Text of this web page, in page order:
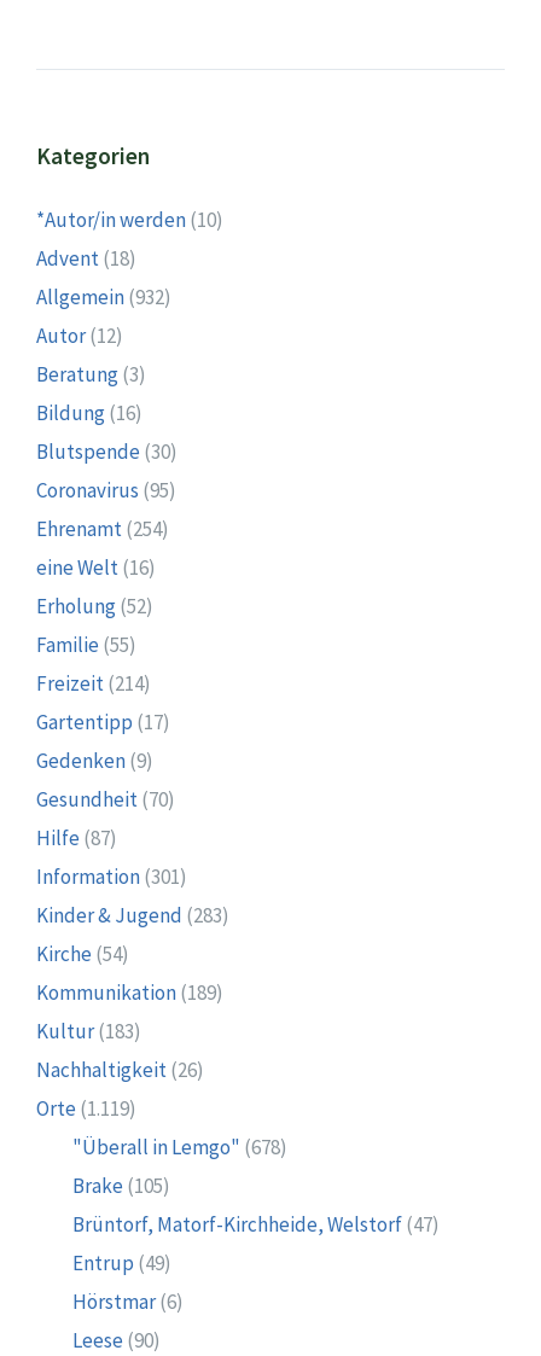
Kategorien
*Autor/in werden(10)
Advent(18)
Allgemein(932)
Autor(12)
Beratung(3)
Bildung(16)
Blutspende (30)
Coronavirus (95)
Ehrenamt(254)
eine Welt(16)
Erholung(52)
Familie (55)
Freizeit(214)
Gartentipp (17)
Gedenken(9)
Gesundheit(70)
Hilfe (87)
Information(301)
Kinder & Jugend (283)
Kirche (54)
Kommunikation(189)
Kultur(183)
Nachhaltigkeit(26)
Orte (1.119)
"Überall in Lemgo" (678)
Brake (105)
Brüntorf, Matorf-Kirchheide, Welstorf(47)
Entrup (49)
Hörstmar(6)
Leese (90)